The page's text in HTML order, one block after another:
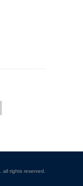
. all rights reserved.